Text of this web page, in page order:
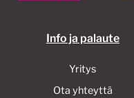
Info ja palaute
Yritys
Ota yhteyttä